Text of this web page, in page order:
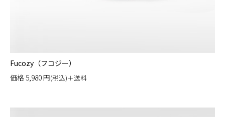
Fucozy（フコジー）
価格5,980円(税込)＋送料